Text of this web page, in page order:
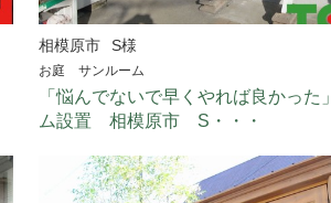
相模原市 S様
お庭 サンルーム
「悩んでないで早くやれば良かっ
ム設置 相模原市 S・・・